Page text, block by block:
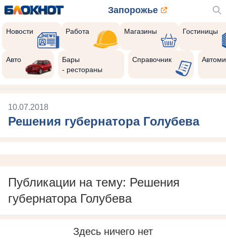
Запорожье
Новости Работа Магазины Гостиницы
Авто
Бары
- рестораны
Справочник
10.07.2018
Решения губернатора Голубева
Публикации на тему: Решения
губернатора Голубева
Здесь ничего нет